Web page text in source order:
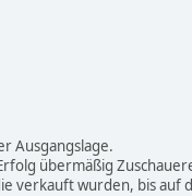
Ausgangslage.
übermäßig
verkauft wurden, bis auf